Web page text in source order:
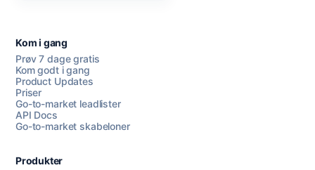
Kom i gang
Prøv 7 dage gratis
Kom godt i gang
Product Updates
Priser
Go-to-market leadlister
API Docs
Go-to-market skabeloner
Produkter